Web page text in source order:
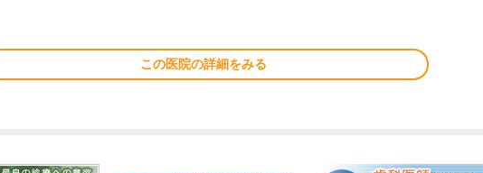
この医院の詳細をみる